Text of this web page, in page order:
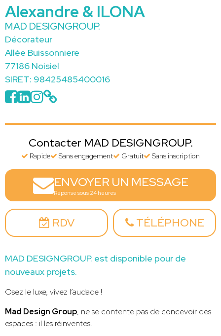
Alexandre & ILONA
MAD DESIGNGROUP.
Décorateur
Allée Buissonniere
77186 Noisiel
SIRET: 98425485400016
Contacter MAD DESIGNGROUP.
Rapide Sans engagement Gratuit Sans inscription
ENVOYER UN MESSAGE
Réponse sous 24 heures
RDV TÉLÉPHONE
MAD DESIGNGROUP. est disponible pour de
nouveaux projets.
Osez le luxe, vivez l’audace !
Mad Design Group, ne se contente pas de concevoir des
espaces : il les réinventes.